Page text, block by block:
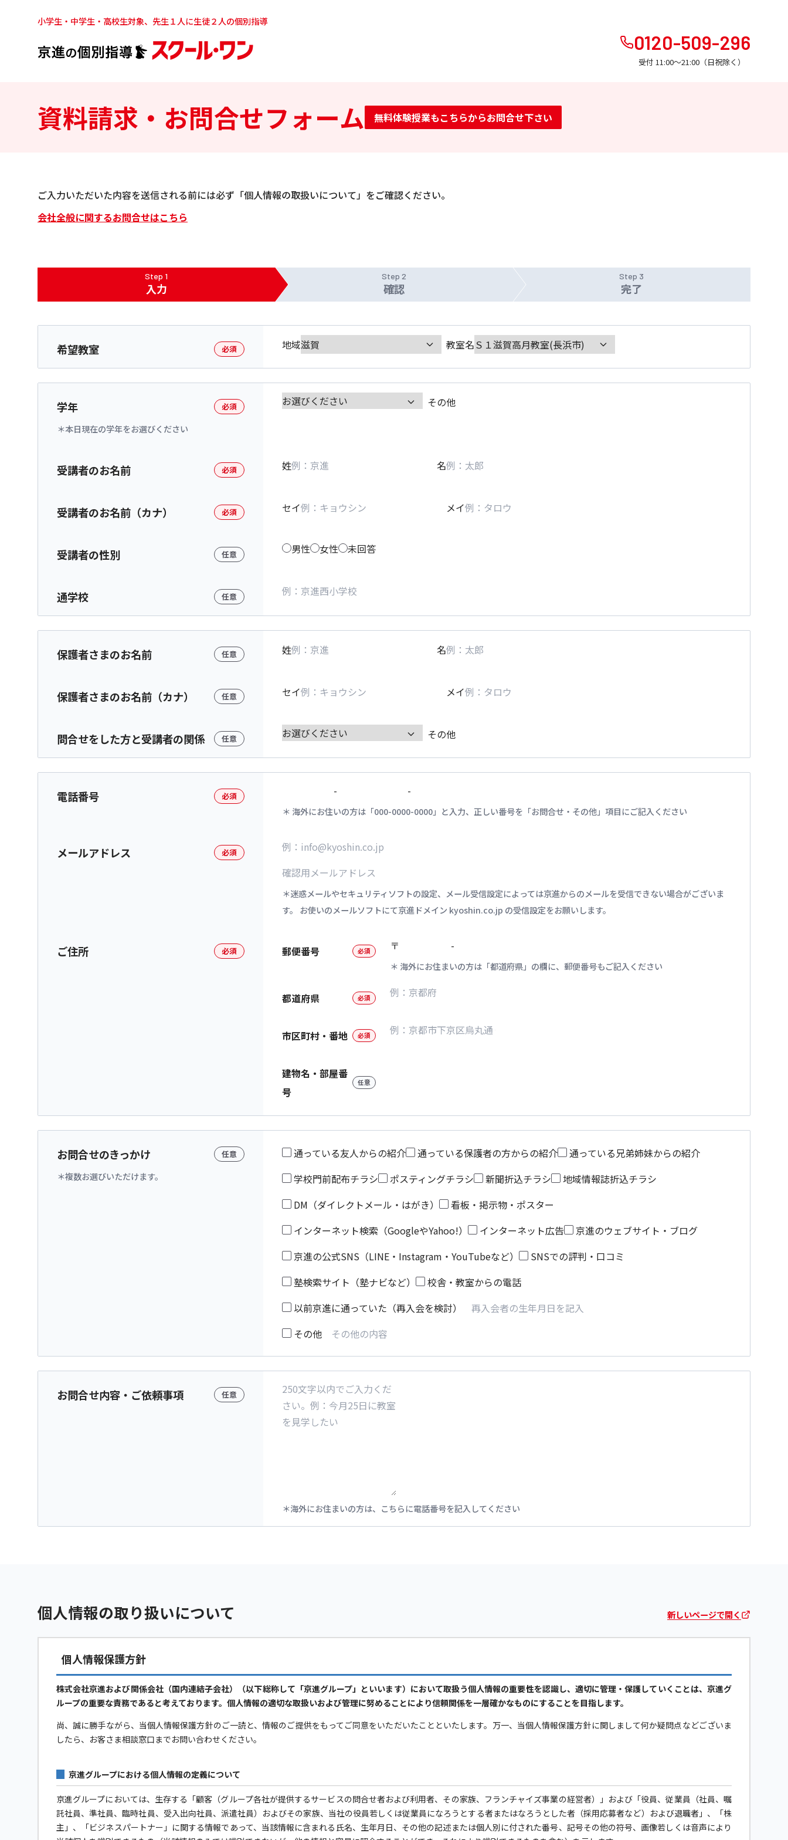
小学生・中学生・高校生対象、先生１人に生徒２人の個別指導
0120-509-296
受付 11:00～21:00（日祝除く）
資料請求・お問合せフォーム 無料体験授業もこちらからお問合せ下さい
ご入力いただいた内容を送信される前には必ず「個人情報の取扱いについて」をご確認ください。
会社全般に関するお問合せはこちら
Step 1
入力
Step 2
確認
Step 3
完了
希望教室 必須 地域 教室名
学年 必須
本日現在の学年をお選びください
その他
受講者のお名前 必須 姓 名
受講者のお名前（カナ） 必須 セイ メイ
受講者の性別 任意 男性 女性 未回答
通学校 任意
保護者さまのお名前 任意 姓 名
保護者さまのお名前（カナ） 任意 セイ メイ
問合せをした方と受講者の関係 任意 その他
電話番号 必須 - -
海外にお住いの方は「000-0000-0000」と入力、正しい番号を「お問合せ・その他」項目にご記入ください
メールアドレス 必須
迷惑メールやセキュリティソフトの設定、メール受信設定によっては京進からのメールを受信できない場合がございま
す。 お使いのメールソフトにて京進ドメイン kyoshin.co.jp の受信設定をお願いします。
ご住所 必須 郵便番号 必須 〒 -
海外にお住まいの方は「都道府県」の欄に、郵便番号もご記入ください
都道府県 必須
市区町村・番地 必須
建物名・部屋番
号
任意
お問合せのきっかけ 任意
複数お選びいただけます。
通っている友人からの紹介 通っている保護者の方からの紹介
通っている兄弟姉妹からの紹介
学校門前配布チラシ
ポスティングチラシ 新聞折込チラシ
地域情報誌折込チラシ
DM（ダイレクトメール・はがき）
看板・掲示物・ポスター
インターネット検索（GoogleやYahoo!）
インターネット広告
京進のウェブサイト・ブログ
京進の公式SNS（LINE・Instagram・YouTubeなど）
SNSでの評判・口コミ
塾検索サイト（塾ナビなど）
校舎・教室からの電話
以前京進に通っていた（再入会を検討）
その他
お問合せ内容・ご依頼事項 任意
海外にお住まいの方は、こちらに電話番号を記入してください
個人情報の取り扱いについて 新しいページで開く
個人情報保護方針
株式会社京進および関係会社（国内連結子会社）（以下総称して「京進グループ」といいます）において取扱う個人情報の重要性を認識し、適切に管理・保護していくことは、京進グ
ループの重要な責務であると考えております。個人情報の適切な取扱いおよび管理に努めることにより信頼関係を一層確かなものにすることを目指します。
尚、誠に勝手ながら、当個人情報保護方針のご一読と、情報のご提供をもってご同意をいただいたことといたします。万一、当個人情報保護方針に関しまして何か疑問点などございま
したら、お客さま相談窓口までお問い合わせください。
京進グループにおける個人情報の定義について
京進グループにおいては、生存する「顧客（グループ各社が提供するサービスの問合せ者および利用者、その家族、フランチャイズ事業の経営者）」および「役員、従業員（社員、嘱
託社員、準社員、臨時社員、受入出向社員、派遣社員）およびその家族、当社の役員若しくは従業員になろうとする者またはなろうとした者（採用応募者など）および退職者」、「株
主」、「ビジネスパートナー」に関する情報であって、当該情報に含まれる氏名、生年月日、その他の記述または個人別に付された番号、記号その他の符号、画像若しくは音声により